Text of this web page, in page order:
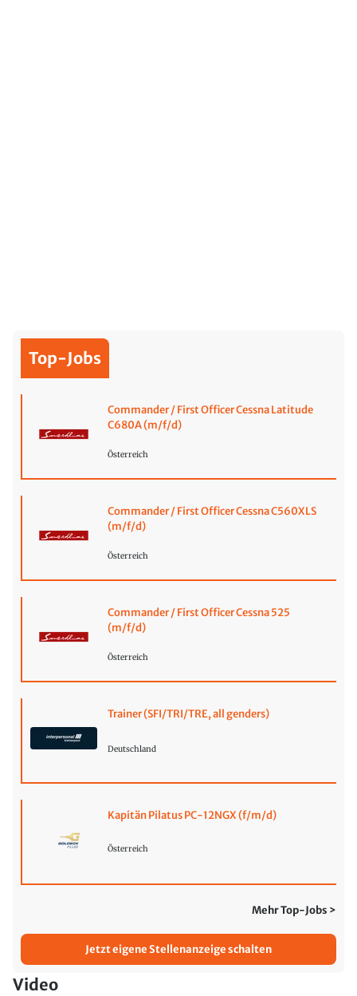
Top-Jobs
Commander / First Officer Cessna Latitude
C680A (m/f/d)
Österreich
Commander / First Officer Cessna C560XLS
(m/f/d)
Österreich
Commander / First Officer Cessna 525
(m/f/d)
Österreich
Trainer (SFI/TRI/TRE, all genders)
Deutschland
Kapitän Pilatus PC-12NGX (f/m/d)
Österreich
Mehr Top-Jobs >
Jetzt eigene Stellenanzeige schalten
Video